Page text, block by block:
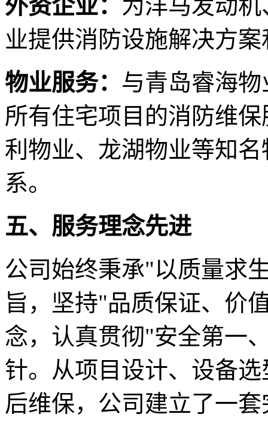
外资企业： 为洋马发动
业提供消防设施解决方
物业服务： 与青岛睿海
所有住宅项目的消防维
利物业、龙湖物业等知
系。
五、服务理念先进
公司始终秉承"以质量求
旨，坚持"品质保证、价
念，认真贯彻"安全第一
针。从项目设计、设备
后维保，公司建立了一